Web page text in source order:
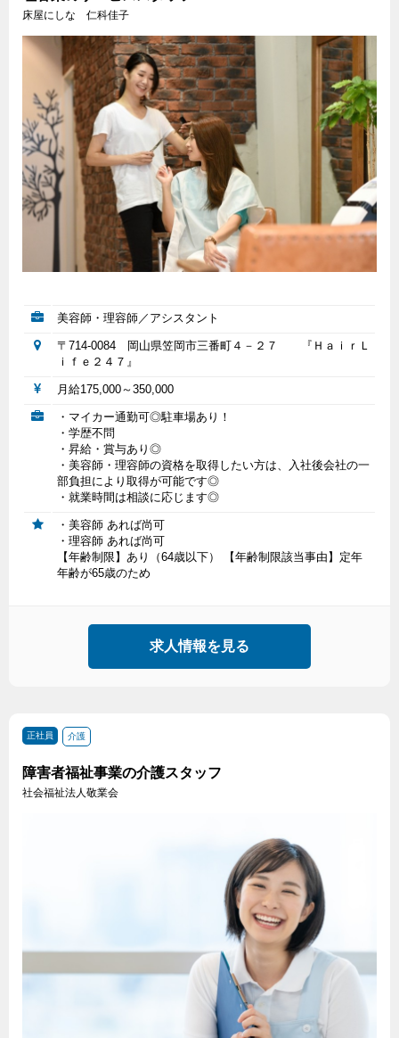
床屋にしな 仁科佳子
美容師・理容師／アシスタント
〒714-0084 岡山県笠岡市三番町４－２７ 『ＨａｉｒＬ
ｉｆｅ２４７』
月給175,000～350,000
・マイカー通勤可◎駐車場あり！
・学歴不問
・昇給・賞与あり◎
・美容師・理容師の資格を取得したい方は、入社後会社の一
部負担により取得が可能です◎
・就業時間は相談に応じます◎
・美容師 あれば尚可
・理容師 あれば尚可
【年齢制限】あり（64歳以下） 【年齢制限該当事由】定年
年齢が65歳のため
求人情報を見る
正社員 介護
障害者福祉事業の介護スタッフ
社会福祉法人敬業会